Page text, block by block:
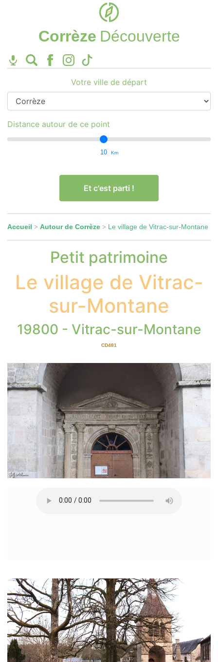
Corrèze Découverte
Votre ville de départ
Distance autour de ce point
10 Km
Et c'est parti !
Accueil > Autour de Corrèze > Le village de Vitrac-sur-Montane
Petit patrimoine
Le village de Vitrac-
sur-Montane
19800 - Vitrac-sur-Montane
CD481